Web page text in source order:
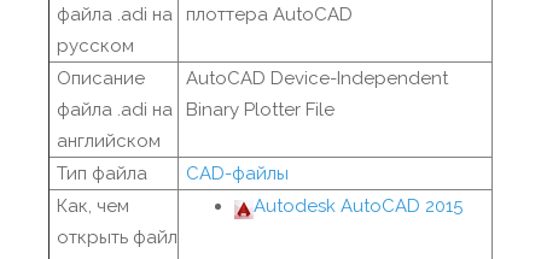
файла .adi на
русском
плоттера AutoCAD
Описание
файла .adi на
английском
AutoCAD Device-Independent
Binary Plotter File
Тип файла
CAD-файлы
Как, чем
открыть файл
Autodesk AutoCAD 2015